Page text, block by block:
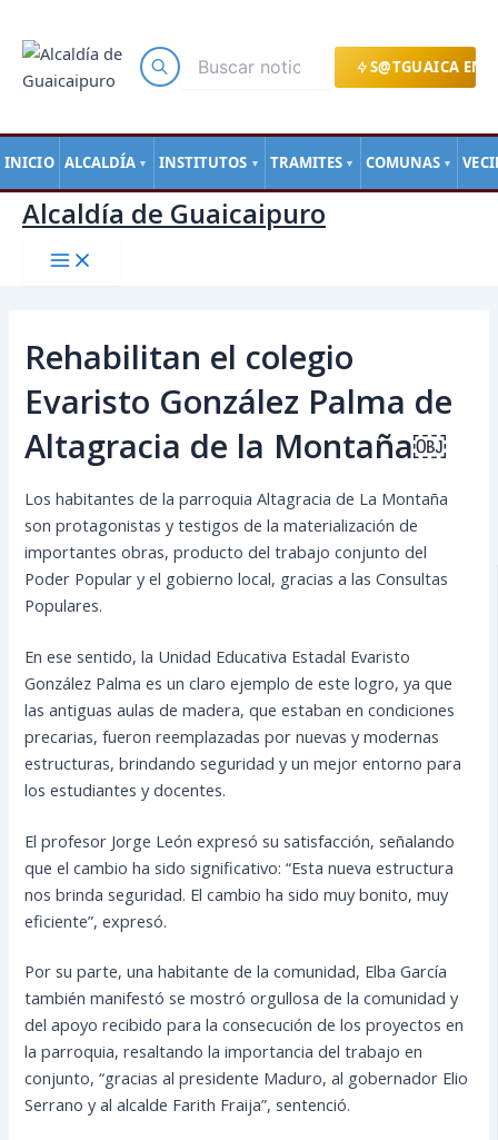
S@TGUAICA EN
INICIO ALCALDÍA ▼ INSTITUTOS ▼ TRAMITES ▼ COMUNAS ▼
contenido
Alcaldía de Guaicaipuro
Rehabilitan el colegio
Evaristo González Palma de
Altagracia de la Montaña￼
Los habitantes de la parroquia Altagracia de La Montaña
son protagonistas y testigos de la materialización de
importantes obras, producto del trabajo conjunto del
Poder Popular y el gobierno local, gracias a las Consultas
Populares.
En ese sentido, la Unidad Educativa Estadal Evaristo
González Palma es un claro ejemplo de este logro, ya que
las antiguas aulas de madera, que estaban en condiciones
precarias, fueron reemplazadas por nuevas y modernas
estructuras, brindando seguridad y un mejor entorno para
los estudiantes y docentes.
El profesor Jorge León expresó su satisfacción, señalando
que el cambio ha sido significativo: “Esta nueva estructura
nos brinda seguridad. El cambio ha sido muy bonito, muy
eficiente”, expresó.
Por su parte, una habitante de la comunidad, Elba García
también manifestó se mostró orgullosa de la comunidad y
del apoyo recibido para la consecución de los proyectos en
la parroquia, resaltando la importancia del trabajo en
conjunto, “gracias al presidente Maduro, al gobernador Elio
Serrano y al alcalde Farith Fraija”, sentenció.
de
entradas